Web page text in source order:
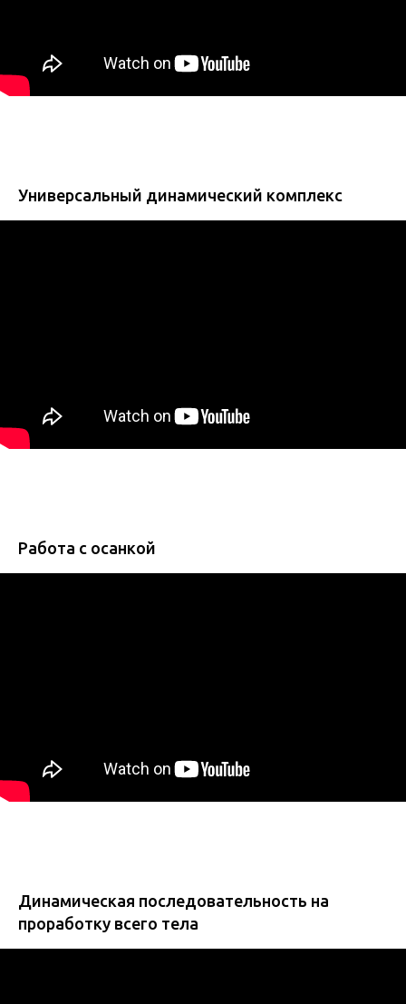
Универсальный динамический комплекс
Работа с осанкой
Динамическая последовательность на
проработку всего тела